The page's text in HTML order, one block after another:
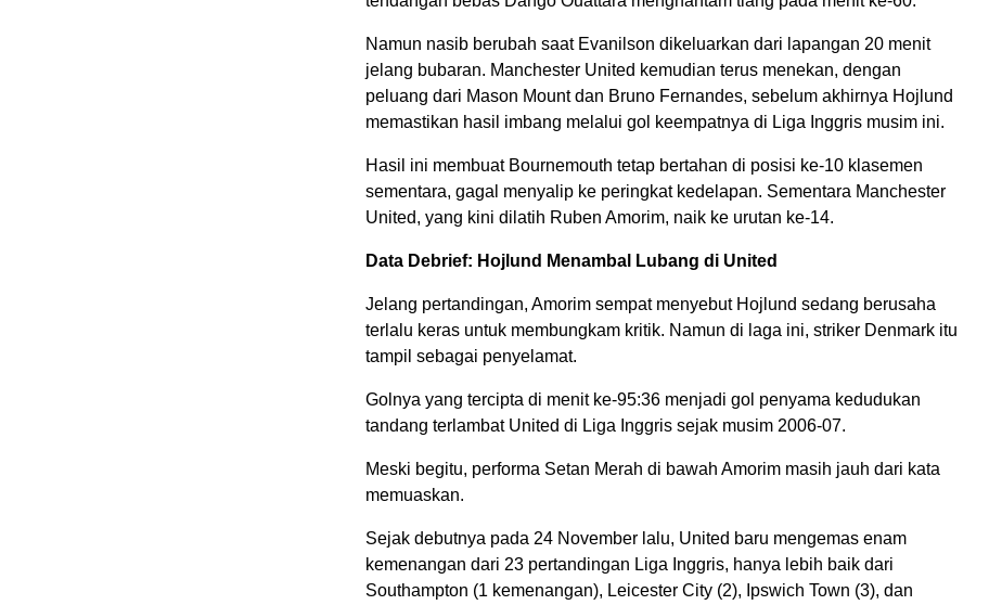
Namun nasib berubah saat Evanilson dikeluarkan dari lapangan 20 menit
jelang bubaran. Manchester United kemudian terus menekan, dengan
peluang dari Mason Mount dan Bruno Fernandes, sebelum akhirnya Hojlund
memastikan hasil imbang melalui gol keempatnya di Liga Inggris musim ini.
Hasil ini membuat Bournemouth tetap bertahan di posisi ke-10 klasemen
sementara, gagal menyalip ke peringkat kedelapan. Sementara Manchester
United, yang kini dilatih Ruben Amorim, naik ke urutan ke-14.
Data Debrief: Hojlund Menambal Lubang di United
Jelang pertandingan, Amorim sempat menyebut Hojlund sedang berusaha
terlalu keras untuk membungkam kritik. Namun di laga ini, striker Denmark itu
tampil sebagai penyelamat.
Golnya yang tercipta di menit ke-95:36 menjadi gol penyama kedudukan
tandang terlambat United di Liga Inggris sejak musim 2006-07.
Meski begitu, performa Setan Merah di bawah Amorim masih jauh dari kata
memuaskan.
Sejak debutnya pada 24 November lalu, United baru mengemas enam
kemenangan dari 23 pertandingan Liga Inggris, hanya lebih baik dari
Southampton (1 kemenangan), Leicester City (2), Ipswich Town (3), dan